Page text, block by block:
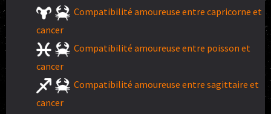
Compatibilité amoureuse entre capricorne et
cancer
Compatibilité amoureuse entre poisson et
cancer
Compatibilité amoureuse entre sagittaire et
cancer